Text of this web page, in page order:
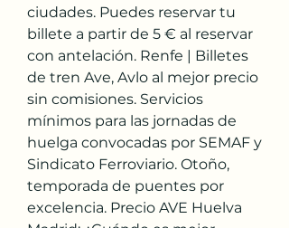
ciudades. Puedes reservar tu
billete a partir de 5 € al reservar
con antelación. Renfe | Billetes
de tren Ave, Avlo al mejor precio
sin comisiones. Servicios
mínimos para las jornadas de
huelga convocadas por SEMAF y
Sindicato Ferroviario. Otoño,
temporada de puentes por
excelencia. Precio AVE Huelva